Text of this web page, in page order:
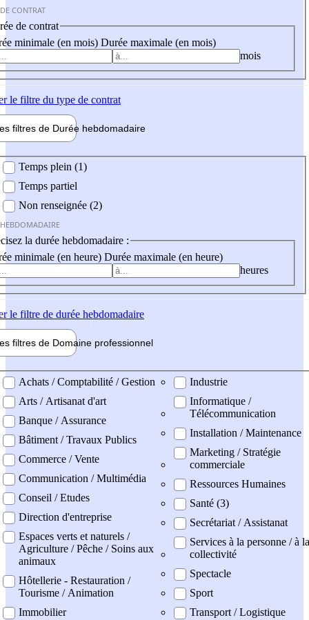
CONTRAT
de contrat
minimale (en mois) Durée maximale (en mois)
mois
le filtre du type de contrat
filtres de Durée hebdomadaire
Temps plein (1)
Temps partiel
Non renseignée (2)
la durée hebdomadaire :
minimale (en heure) Durée maximale (en heure)
heures
le filtre de durée hebdomadaire
filtres de Domaine professionnel
professionel
Achats / Comptabilité / Gestion
Arts / Artisanat d'art
Banque / Assurance
Bâtiment / Travaux Publics
Commerce / Vente
Communication / Multimédia
Conseil / Etudes
Direction d'entreprise
Espaces verts et naturels /
Agriculture / Pêche / Soins aux
animaux
Hôtellerie - Restauration /
Tourisme / Animation
Immobilier
Industrie
Informatique /
Télécommunication
Installation / Maintenance
Marketing / Stratégie
commerciale
Ressources Humaines
Santé (3)
Secrétariat / Assistanat
Services à la personne / à la
collectivité
Spectacle
Sport
Transport / Logistique